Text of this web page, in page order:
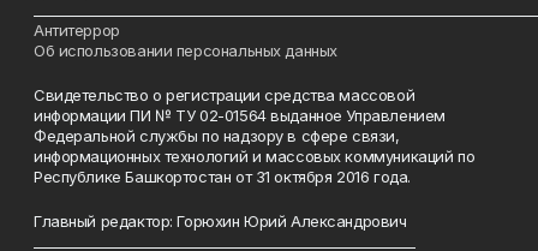
Антитеррор
Об использовании персональных данных
Свидетельство о регистрации средства массовой
информации ПИ № ТУ 02-01564 выданное Управлением
Федеральной службы по надзору в сфере связи,
информационных технологий и массовых коммуникаций по
Республике Башкортостан от 31 октября 2016 года.
Главный редактор: Горюхин Юрий Александрович